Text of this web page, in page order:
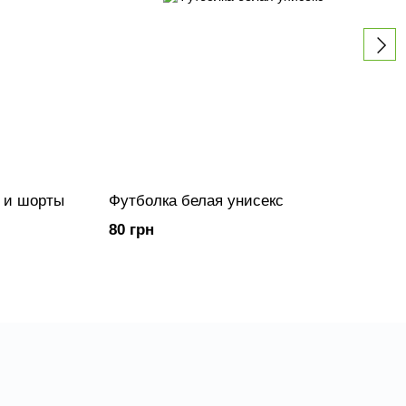
и шорты
Футболка белая унисекс
80 грн